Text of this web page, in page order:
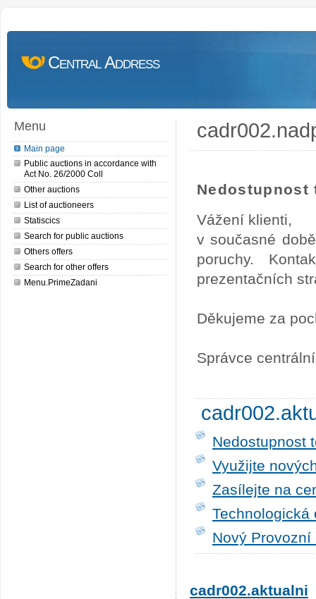
Central Address
Menu
Main page
Public auctions in accordance with
Act No. 26/2000 Coll
Other auctions
List of auctioneers
Statiscics
Search for public auctions
Others offers
Search for other offers
Menu.PrimeZadani
Nedostupnost
Vážení klienti,
v současné
poruchy.
prezentačních
Děkujeme za
Správce
Nedostupnost
Využijte
Zasílejte na
Technologická
Nový
cadr002.aktualni